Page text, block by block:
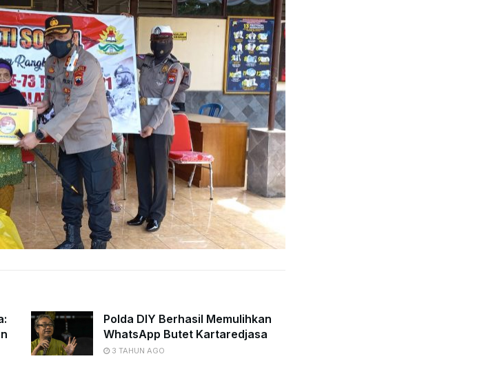
Polda DIY Berhasil Memulihkan
WhatsApp Butet Kartaredjasa
3 TAHUN AGO